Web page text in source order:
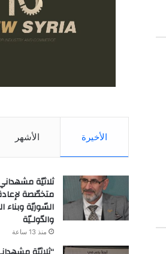
الأخيرة الأشهر
ثلاثيّة
متخصّصة
السّوريّة وبناء
والدّولـيّة
منذ 13 ساعة